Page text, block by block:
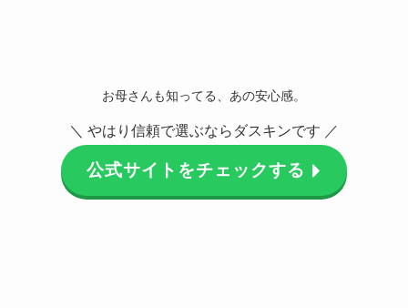
お母さんも知ってる、あの安心感。
＼ やはり信頼で選ぶならダスキンです ／
公式サイトをチェックする